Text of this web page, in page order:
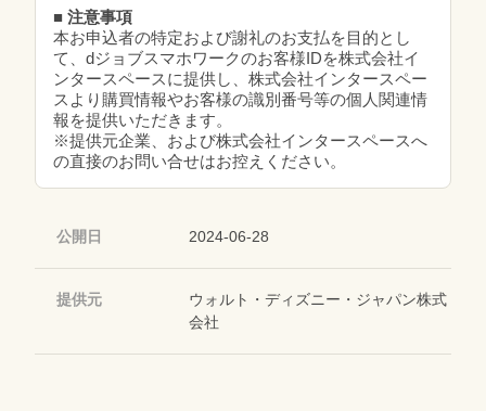
■ 注意事項
本お申込者の特定および謝礼のお支払を目的とし
て、dジョブスマホワークのお客様IDを株式会社イ
ンタースペースに提供し、株式会社インタースペー
スより購買情報やお客様の識別番号等の個人関連情
報を提供いただきます。
※提供元企業、および株式会社インタースペースへ
の直接のお問い合せはお控えください。
公開日 2024-06-28
提供元
ウォルト・ディズニー・ジャパン株式
会社